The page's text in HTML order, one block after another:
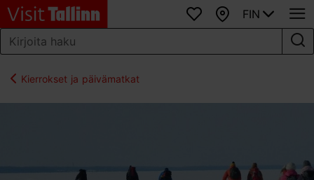
SuosikitKartta
FIN
Kierrokset ja päivämatkat